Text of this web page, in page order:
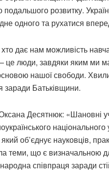
розвитку.
одного та рухатися
дає нам можливість
це люди, завдяки яким ми
нашої свободи.
заради Батьківщини.
Десятнюк: «Шановні
об’єднує науковців,
теми, що є визначальною
співпраця заради